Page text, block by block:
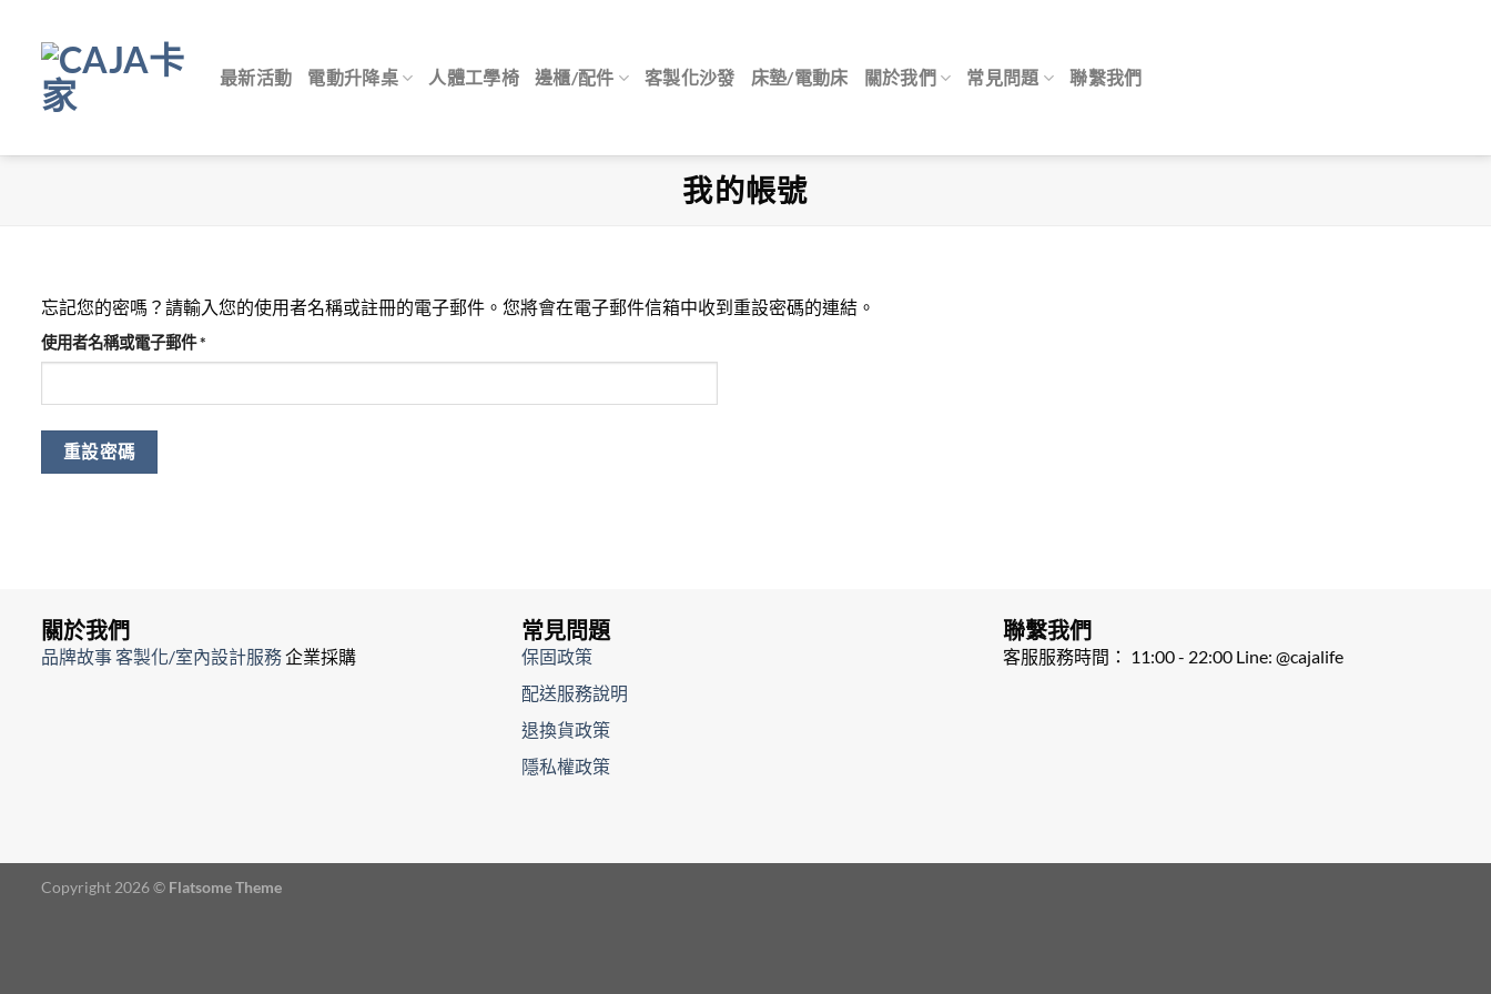
最新活動 電動升降桌 人體工學椅 邊櫃/配件 客製化沙發 床墊/電動床 關於我們 常見問題 聯繫我們
我的帳號
忘記您的密嗎？請輸入您的使用者名稱或註冊的電子郵件。您將會在電子郵件信箱中收到重設密碼的連結。
使用者名稱或電子郵件*
填
重設密碼
關於我們
品牌故事客製化/室內設計服務企業採購
常見問題
保固政策
配送服務說明
退換貨政策
隱私權政策
聯繫我們
客服服務時間： 11:00 - 22:00 Line: @cajalife
Copyright 2026 © Flatsome Theme